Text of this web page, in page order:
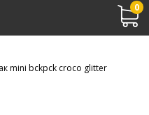
0
mini bckpck croco glitter